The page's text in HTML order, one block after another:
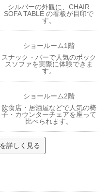
シルバーの外観に、CHAIR
SOFA TABLE の看板が目印で
す。
ショールーム1階
スナック・バーで人気のボック
スソファを実際に体験できま
す。
ショールーム2階
飲食店・居酒屋などで人気の椅
子・カウンターチェアを座って
比べられます。
詳しく見る